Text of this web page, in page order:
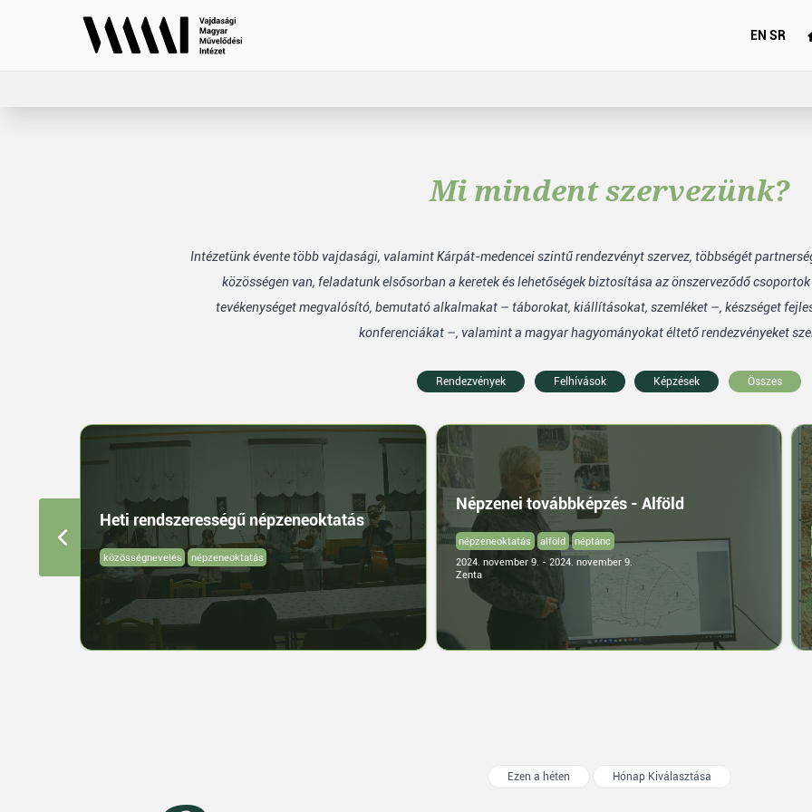
EN SR
Mi mindent szervezünk?
Intézetünk évente több vajdasági, valamint Kárpát-medencei szintű rendezvényt szervez, többségét
közösségen van, feladatunk elsősorban a keretek és lehetőségek biztosítása az önszerveződő
tevékenységet megvalósító, bemutató alkalmakat – táborokat, kiállításokat, szemléket –, készséget
konferenciákat –, valamint a magyar hagyományokat éltető rendezvényeket
Rendezvények Felhívások Képzések Összes
Heti rendszerességű népzeneoktatás
közösségnevelés népzeneoktatás
Népzenei továbbképzés - Alföld
népzeneoktatás alföld
néptánc
2024. november 9. - 2024. november 9.
Zenta
Ezen a héten